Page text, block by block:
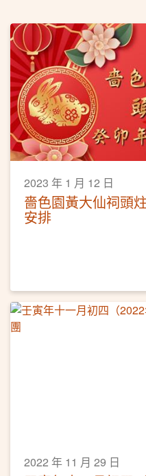
2023 年 1 月 12 日
嗇色園黃大仙祠頭
安排
2022 年 11 月 29 日